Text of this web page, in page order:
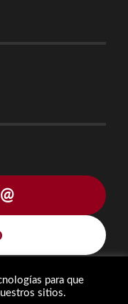
para que
sitios.